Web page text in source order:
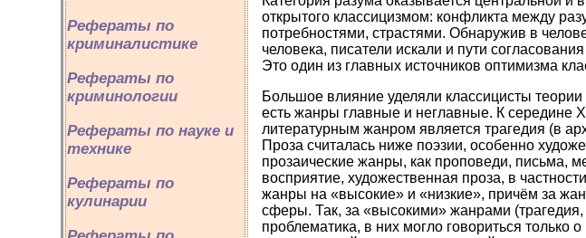
Рефераты по
криминалистике
Рефераты по
криминологии
Рефераты по науке и
технике
Рефераты по
кулинарии
открытого классицизмом: конфликта между
потребностями, страстями. Обнаружив в
человека, писатели искали и пути
Это один из главных источников оптимизма
Большое влияние уделяли классицисты
есть жанры главные и неглавные. К середине
литературным жанром является трагедия (в
Проза считалась ниже поэзии, особенно
прозаические жанры, как проповеди, письма,
восприятие, художественная проза, в
жанры на «высокие» и «низкие», причём за
сферы. Так, за «высокими» жанрами
проблематика, в них могло говориться только